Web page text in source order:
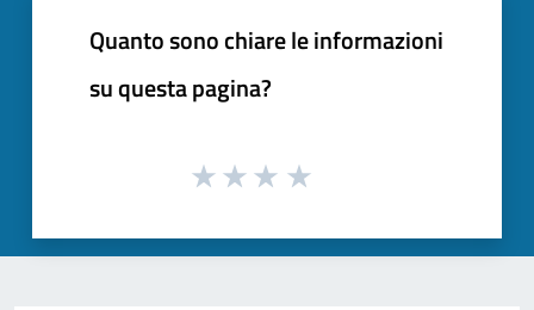
Quanto sono chiare le informazioni
su questa pagina?